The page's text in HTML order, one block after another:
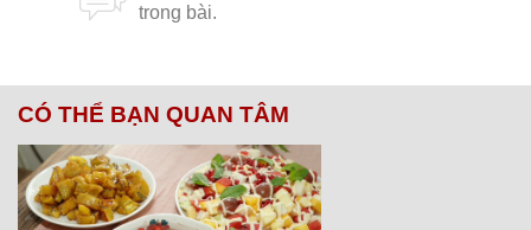
CÓ THỂ BẠN QUAN TÂM